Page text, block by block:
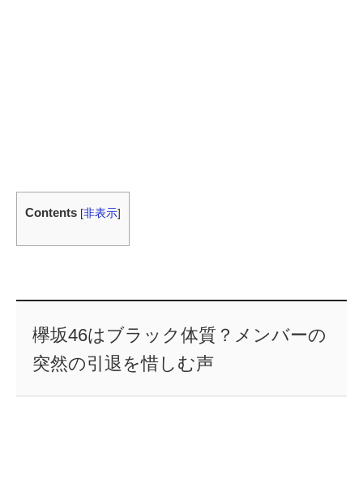
Contents [非表示]
欅坂46はブラック体質？メンバーの
突然の引退を惜しむ声